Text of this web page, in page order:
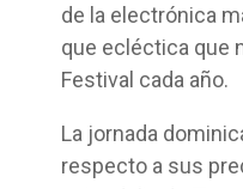
de la electrónica
que ecléctica que
Festival cada año.
La jornada
respecto a sus